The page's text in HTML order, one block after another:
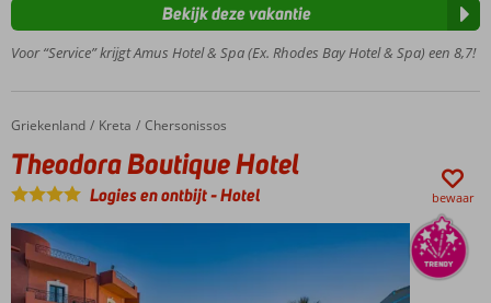
over zee
suite of
voor jong en
oud
Voor “Service” krijgt Amus Hotel & Spa (Ex. Rhodes Bay Hotel & Spa) een 8,7!
Bekijk deze vakantie
Home
Griekenland Kreta Chersonissos
Theodora Boutique Hotel
Theodora Boutique Hotel
Logies en ontbijt-Hotel bewaar